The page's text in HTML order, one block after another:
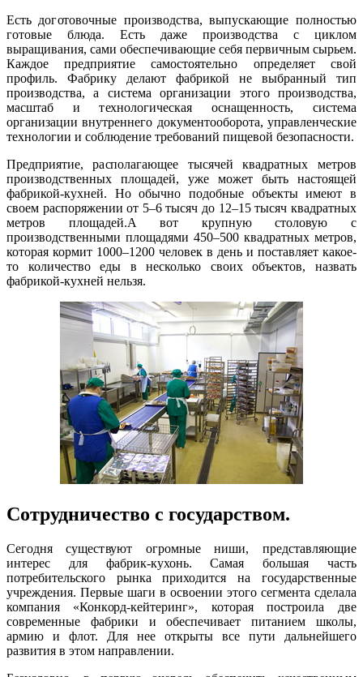
Есть доготовочные производства, выпускающие полностью
готовые блюда. Есть даже производства с циклом
выращивания, сами обеспечивающие себя первичным сырьем.
Каждое предприятие самостоятельно определяет свой
профиль. Фабрику делают фабрикой не выбранный тип
производства, а система организации этого производства,
масштаб и технологическая оснащенность, система
организации внутреннего документооборота, управленческие
технологии и соблюдение требований пищевой безопасности.
Предприятие, располагающее тысячей квадратных метров
производственных площадей, уже может быть настоящей
фабрикой-кухней. Но обычно подобные объекты имеют в
своем распоряжении от 5–6 тысяч до 12–15 тысяч квадратных
метров площадей.А вот крупную столовую с
производственными площадями 450–500 квадратных метров,
которая кормит 1000–1200 человек в день и поставляет какое-
то количество еды в несколько своих объектов, назвать
фабрикой-кухней нельзя.
Сотрудничество с государством.
Сегодня существуют огромные ниши, представляющие
интерес для фабрик-кухонь. Самая большая часть
потребительского рынка приходится на государственные
учреждения. Первые шаги в освоении этого сегмента сделала
компания «Конкорд-кейтеринг», которая построила две
современные фабрики и обеспечивает питанием школы,
армию и флот. Для нее открыты все пути дальнейшего
развития в этом направлении.